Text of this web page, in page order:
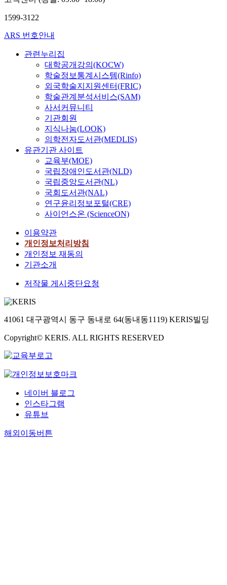
1599-3122
ARS 번호안내
관련누리집
대학공개강의(KOCW)
학술정보통계시스템(Rinfo)
외국학술지지원센터(FRIC)
학술관계분석서비스(SAM)
사서커뮤니티
기관회원
지식나눔(LOOK)
의학전자도서관(MEDLIS)
유관기관 사이트
교육부(MOE)
국립장애인도서관(NLD)
국립중앙도서관(NL)
국회도서관(NAL)
연구윤리정보포털(CRE)
사이언스온 (ScienceON)
이용약관
개인정보처리방침
개인정보 재동의
기관소개
저작물 게시중단요청
41061 대구광역시 동구 동내로 64(동내동1119) KERIS빌딩
Copyright© KERIS. ALL RIGHTS RESERVED
네이버 블로그
인스타그램
유튜브
해외이동버튼